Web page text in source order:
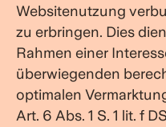
Websitenutzung
zu erbringen. Dies
Rahmen einer
überwiegenden
optimalen
Art. 6 Abs. 1 S. 1 lit. f